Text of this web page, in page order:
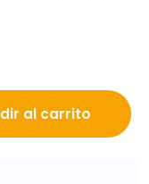
al carrito